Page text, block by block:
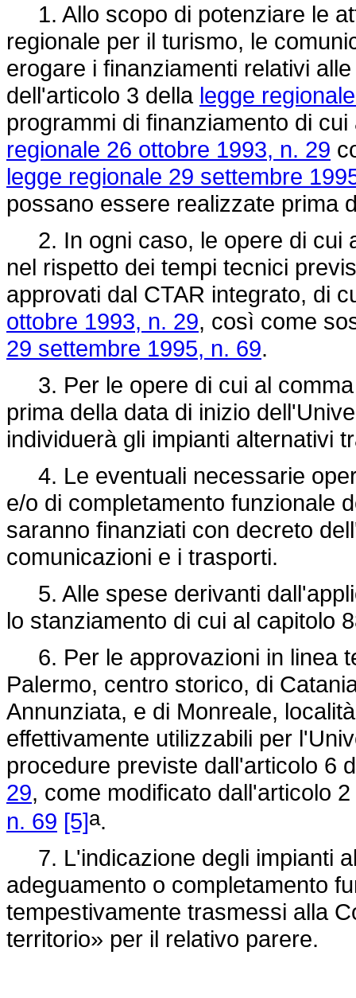
1. Allo scopo di potenziare le
regionale per il turismo, le
erogare i finanziamenti relativi
dell'articolo 3 della legge
programmi di finanziamento di
regionale 26 ottobre 1993, n. 29
legge regionale 29 settembre
possano essere realizzate prima
2. In ogni caso, le opere di cui
nel rispetto dei tempi tecnici
approvati dal CTAR integrato, di
ottobre 1993, n. 29, così come
29 settembre 1995, n. 69.
3. Per le opere di cui al
prima della data di inizio
individuerà gli impianti alternativi
4. Le eventuali necessarie
e/o di completamento funzionale
saranno finanziati con decreto
comunicazioni e i trasporti.
5. Alle spese derivanti
lo stanziamento di cui al capitolo
6. Per le approvazioni in linea
Palermo, centro storico, di
Annunziata, e di Monreale,
effettivamente utilizzabili per
procedure previste dall'articolo 6
29, come modificato dall'articolo
n. 69 [5]a.
7. L'indicazione degli impianti
adeguamento o completamento
tempestivamente trasmessi alla
territorio» per il relativo parere.